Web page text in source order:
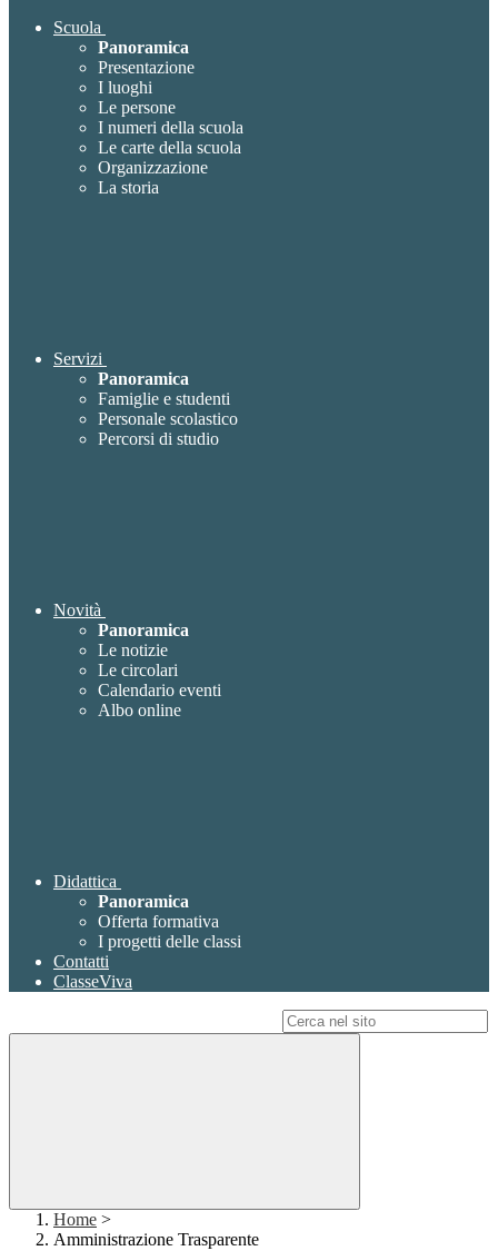
Scuola
Panoramica
Presentazione
I luoghi
Le persone
I numeri della scuola
Le carte della scuola
Organizzazione
La storia
Servizi
Panoramica
Famiglie e studenti
Personale scolastico
Percorsi di studio
Novità
Panoramica
Le notizie
Le circolari
Calendario eventi
Albo online
Didattica
Panoramica
Offerta formativa
I progetti delle classi
Contatti
ClasseViva
Home >
Amministrazione Trasparente